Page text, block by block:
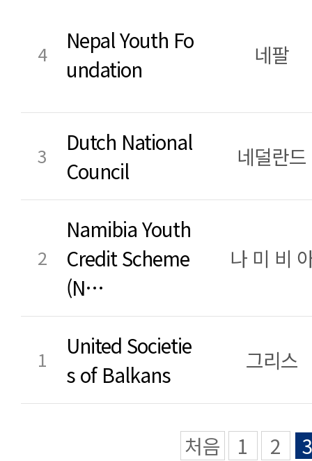
4
Nepal Youth Fo
undation
네팔
3
Dutch National
Council
네덜란드
2
Namibia Youth
Credit Scheme
(N…
나 미 비
1
United Societie
s of Balkans
그리스
처음 1 2